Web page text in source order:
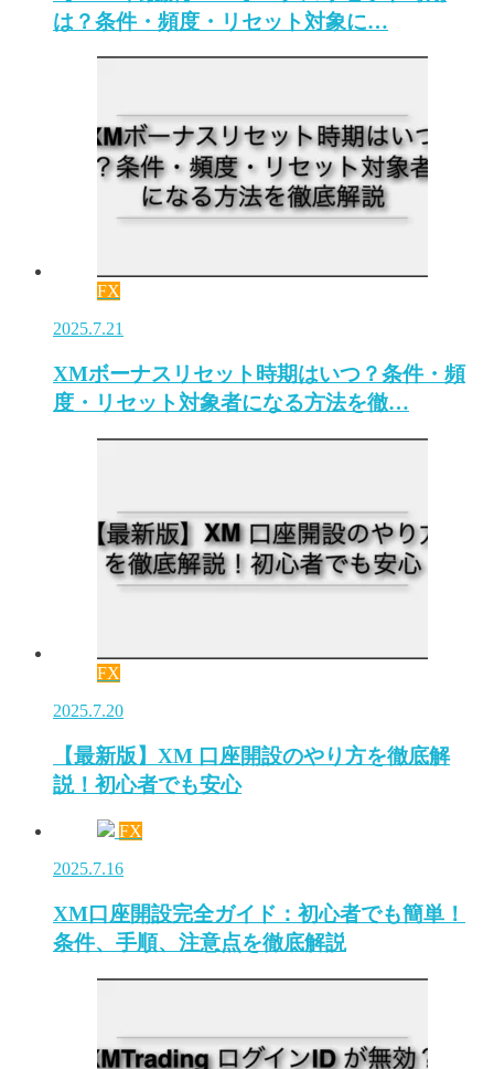
は？条件・頻度・リセット対象に…
FX
2025.7.21
XMボーナスリセット時期はいつ？条件・頻
度・リセット対象者になる方法を徹…
FX
2025.7.20
【最新版】XM 口座開設のやり方を徹底解
説！初心者でも安心
FX
2025.7.16
XM口座開設完全ガイド：初心者でも簡単！
条件、手順、注意点を徹底解説